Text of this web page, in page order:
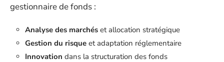
gestionnaire de fonds :
Analyse des marchés et allocation stratégique
Gestion du risque et adaptation réglementaire
Innovation dans la structuration des fonds